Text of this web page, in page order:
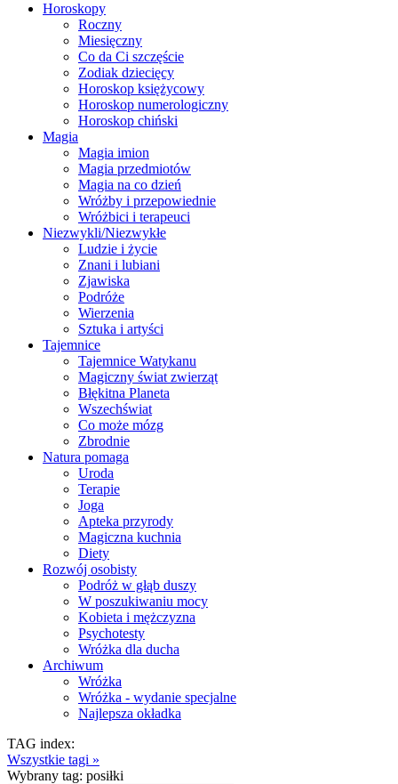
Horoskopy
Roczny
Miesięczny
Co da Ci szczęście
Zodiak dziecięcy
Horoskop księżycowy
Horoskop numerologiczny
Horoskop chiński
Magia
Magia imion
Magia przedmiotów
Magia na co dzień
Wróżby i przepowiednie
Wróżbici i terapeuci
Niezwykli/Niezwykłe
Ludzie i życie
Znani i lubiani
Zjawiska
Podróże
Wierzenia
Sztuka i artyści
Tajemnice
Tajemnice Watykanu
Magiczny świat zwierząt
Błękitna Planeta
Wszechświat
Co może mózg
Zbrodnie
Natura pomaga
Uroda
Terapie
Joga
Apteka przyrody
Magiczna kuchnia
Diety
Rozwój osobisty
Podróż w głąb duszy
W poszukiwaniu mocy
Kobieta i mężczyzna
Psychotesty
Wróżka dla ducha
Archiwum
Wróżka
Wróżka - wydanie specjalne
Najlepsza okładka
TAG index:
Wszystkie tagi »
Wybrany tag: posiłki